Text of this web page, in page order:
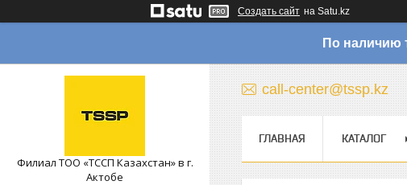
Создать сайт на Satu.kz
По наличию
Филиал ТОО «ТССП Казахстан» в г.
Актобе
call-center@tssp.kz
ГЛАВНАЯ КАТАЛОГ